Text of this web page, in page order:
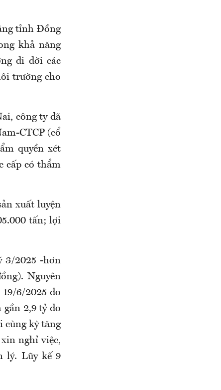
tỉnh Đồng
khả năng
di dời các
trường cho
công ty đã
CTCP (cổ
quyền xét
cấp có thẩm
xuất luyện
tấn; lợi
3/2025 -hơn
Nguyên
6/2025 do
2,9 tỷ do
cùng kỳ tăng
nghỉ việc,
lý. Lũy kế 9